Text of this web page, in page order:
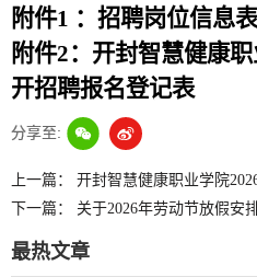
附件1 ：招聘岗位信息
附件2：开封智慧健康
开招聘报名登记表
分享至:
上一篇： 开封智慧健康职业学院
下一篇： 关于2026年劳动节放假安
最热文章